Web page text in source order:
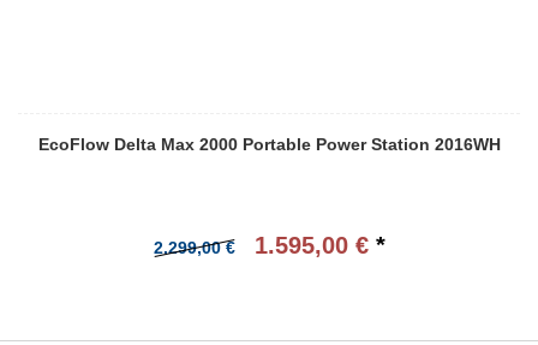
EcoFlow Delta Max 2000 Portable Power Station 2016WH
2.299,00 € 1.595,00 € *